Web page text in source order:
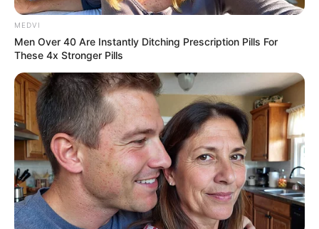
MEDVI
Men Over 40 Are Instantly Ditching Prescription Pills For
These 4x Stronger Pills